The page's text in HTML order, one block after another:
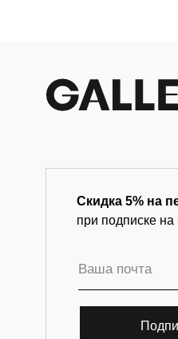
Скидка 5% на
при подписке